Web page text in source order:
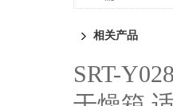
相关产品
SRT-